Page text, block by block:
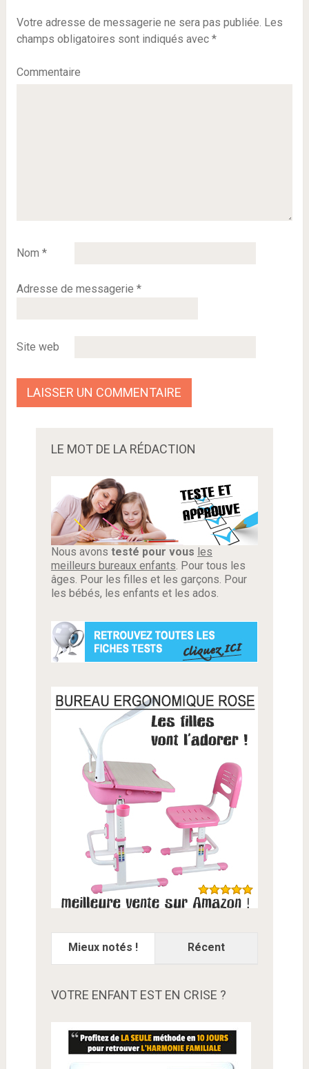
Votre adresse de messagerie ne sera pas publiée. Les
champs obligatoires sont indiqués avec *
Commentaire
Nom *
Adresse de messagerie *
Site web
LE MOT DE LA RÉDACTION
Nous avons testé pour vous les
meilleurs bureaux enfants. Pour tous les
âges. Pour les filles et les garçons. Pour
les bébés, les enfants et les ados.
Mieux notés ! Récent
VOTRE ENFANT EST EN CRISE ?